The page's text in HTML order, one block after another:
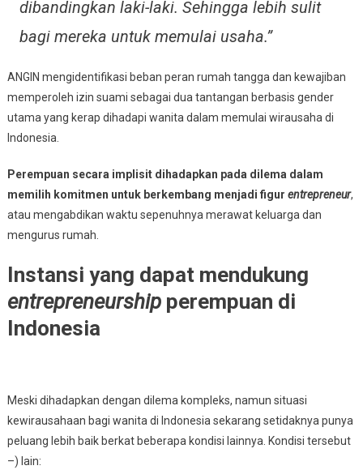
dibandingkan laki-laki. Sehingga lebih sulit
bagi mereka untuk memulai usaha.”
ANGIN mengidentifikasi beban peran rumah tangga dan kewajiban
memperoleh izin suami sebagai dua tantangan berbasis gender
utama yang kerap dihadapi wanita dalam memulai wirausaha di
Indonesia.
Perempuan secara implisit dihadapkan pada dilema dalam
memilih komitmen untuk berkembang menjadi figur entrepreneur,
atau mengabdikan waktu sepenuhnya merawat keluarga dan
mengurus rumah.
Instansi yang dapat mendukung
entrepreneurshipperempuan di
Indonesia
Meski dihadapkan dengan dilema kompleks, namun situasi
kewirausahaan bagi wanita di Indonesia sekarang setidaknya punya
peluang lebih baik berkat beberapa kondisi lainnya. Kondisi tersebut
–) lain: